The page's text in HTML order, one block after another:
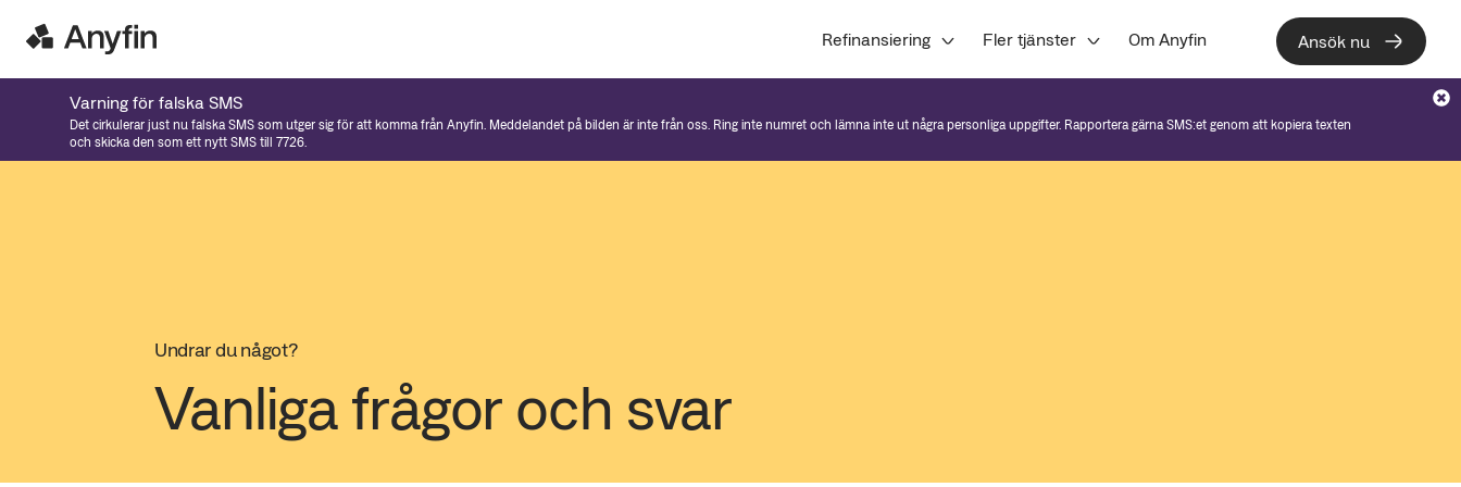
Refinansiering Fler tjänster Om Anyfin Ansök nu
Varning för falska SMS
Det cirkulerar just nu falska SMS som utger sig för att komma från Anyfin. Meddelandet på bilden är inte från oss. Ring inte numret och lämna inte ut några personliga uppgifter. Rapportera gärna SMS:et genom att kopiera texten
och skicka den som ett nytt SMS till 7726.
Undrar du något?
Vanliga frågor och svar